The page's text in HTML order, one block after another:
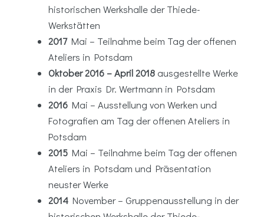
historischen Werkshalle der Thiede-
Werkstätten
2017Mai – Teilnahme beim Tag der offenen
Ateliers in Potsdam
Oktober 2016 – April 2018 ausgestellte Werke
in der Praxis Dr. Wertmann in Potsdam
2016 Mai – Ausstellung von Werken und
Fotografien am Tag der offenen Ateliers in
Potsdam
2015 Mai – Teilnahme beim Tag der offenen
Ateliers in Potsdam und Präsentation
neuster Werke
2014 November – Gruppenausstellung in der